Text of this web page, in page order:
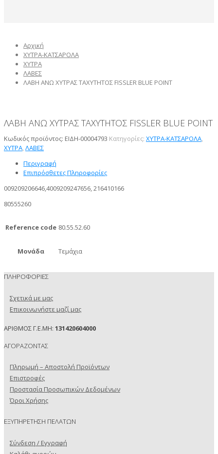
Αρχική
ΧΥΤΡΑ-ΚΑΤΣΑΡΟΛΑ
ΧΥΤΡΑ
ΛΑΒΕΣ
ΛΑΒΗ ΑΝΩ ΧΥΤΡΑΣ ΤΑΧΥΤΗΤΟΣ FISSLER BLUE POINT
ΛΑΒΗ ΑΝΩ ΧΥΤΡΑΣ ΤΑΧΥΤΗΤΟΣ FISSLER BLUE POINT
Κωδικός προϊόντος: ΕΙΔΗ-00004793 Κατηγορίες: ΧΥΤΡΑ-ΚΑΤΣΑΡΟΛΑ,
ΧΥΤΡΑ,ΛΑΒΕΣ
Περιγραφή
Επιπρόσθετες Πληροφορίες
009209206646,4009209247656, 216410166
80555260
Reference code 80.55.52.60
Μονάδα Τεμάχια
ΠΛΗΡΟΦΟΡΙΕΣ
Σχετικά με μας
Επικοινωνήστε μαζί μας
ΑΡΙΘΜΟΣ Γ.Ε.ΜΗ: 131420604000
ΑΓΟΡΑΖΟΝΤΑΣ
Πληρωμή – Αποστολή Προϊόντων
Επιστροφές
Προστασία Προσωπικών Δεδομένων
Όροι Χρήσης
ΕΞΥΠΗΡΕΤΗΣΗ ΠΕΛΑΤΩΝ
Σύνδεση / Εγγραφή